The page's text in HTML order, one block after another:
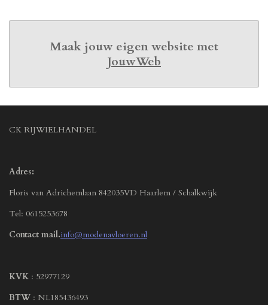
Maak jouw eigen website met
JouwWeb
CK RIJWIELHANDEL
Adres:
Floris van Adrichemlaan 842035VD Haarlem / Schalkwijk
Tel: 0615253678
Contact mail.info@modenavloeren.nl
KVK : 52977129
BTW : NL185436493